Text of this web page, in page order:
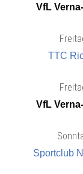
VfL
TTC
VfL
Sportclub